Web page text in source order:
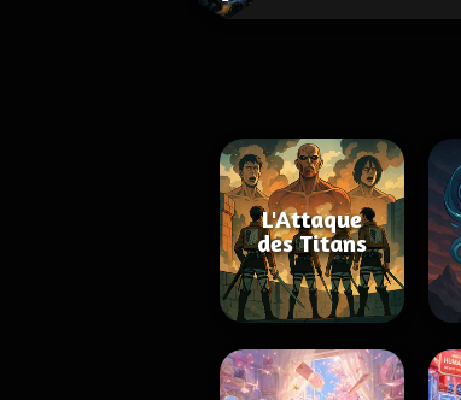
L'Attaque
des Titans